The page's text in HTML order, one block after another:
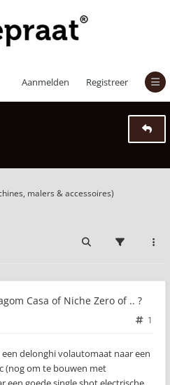
Aanmelden Registreer
Casa of Niche
malers & accessoires)
Casa of Niche Zero of .. ?
1
delonghi volautomaat naar een
(nog om te bouwen met